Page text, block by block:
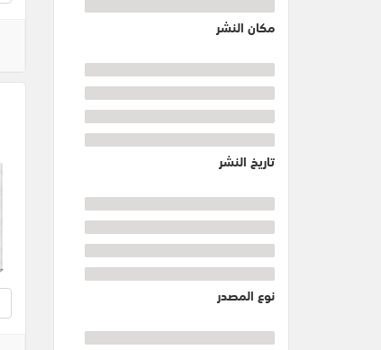
مكان النشر
تاريخ النشر
نوع المصدر